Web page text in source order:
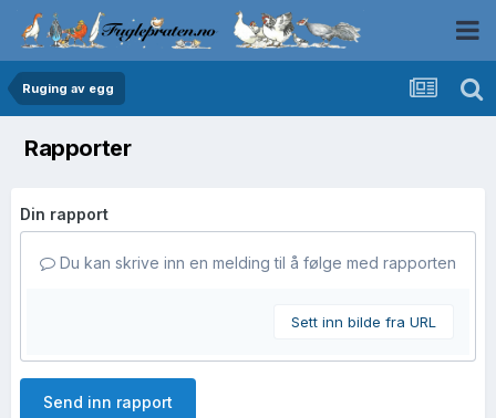
Ruging av egg
Rapporter
Din rapport
Du kan skrive inn en melding til å følge med rapporten
Sett inn bilde fra URL
Send inn rapport